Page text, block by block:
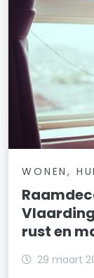
WONEN,
rust en
29 maart